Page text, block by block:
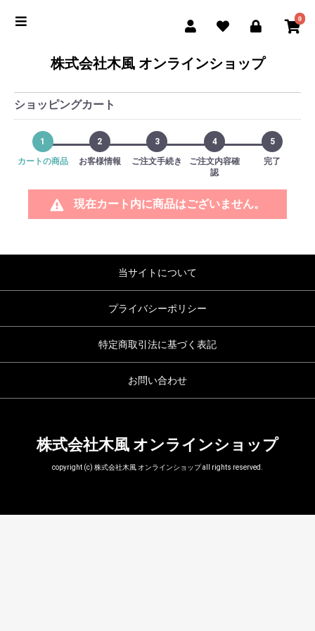
0
株式会社木風 オンラインショップ
ショッピングカート
1
カートの商品
2
お客様情報
3
ご注文手続き
4
ご注文内容確
認
5
完了
現在カート内に商品はございません。
当サイトについて
プライバシーポリシー
特定商取引法に基づく表記
お問い合わせ
株式会社木風 オンラインショップ
copyright (c) 株式会社木風 オンラインショップ all rights reserved.